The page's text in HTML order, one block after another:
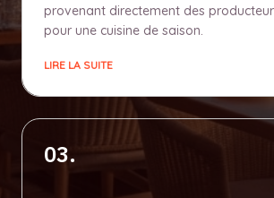
provenant directement des
pour une cuisine de saison.
LIRE LA SUITE
03.